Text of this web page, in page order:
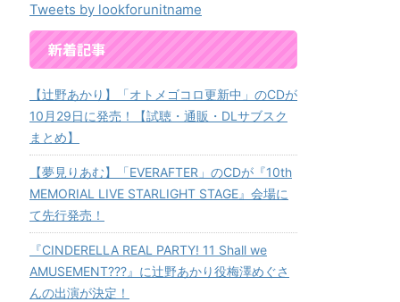
Tweets by lookforunitname
新着記事
【辻野あかり】「オトメゴコロ更新中」のCDが
10月29日に発売！【試聴・通販・DLサブスク
まとめ】
【夢見りあむ】「EVERAFTER」のCDが『10th
MEMORIAL LIVE STARLIGHT STAGE』会場に
て先行発売！
『CINDERELLA REAL PARTY! 11 Shall we
AMUSEMENT???』に辻野あかり役梅澤めぐさ
んの出演が決定！